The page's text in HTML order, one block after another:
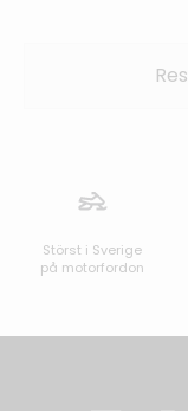
Störst i Sverige
på motorfordon